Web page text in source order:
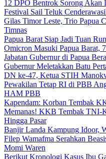
12 DPO Bentrok Sorong
Festival Sail Teluk
Gilas Timor Leste, Trio Papua
Timnas
Papua Barat Siap Jadi Tuan
Omicron Masuki Papua Barat,
Jabatan Gubernur di Papua
Gubernur Meletakkan Batu
DN ke-47, Ketua STIH
Pewakilan Tetap RI di PBB
HAM PBB
Kapendam: Korban Tembak
Memanas! KKB Tembak TNI-
Hingga Pasar
Banjir Landa Kampung Idoor,
Filep Wamafma Serahkan
Momi Waren
Berikut Kronologi Kasus Ibu